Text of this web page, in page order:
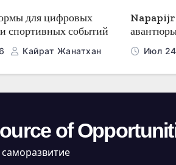
для цифровых
спортивных событий
Кайрат Жанатхан Июл
of